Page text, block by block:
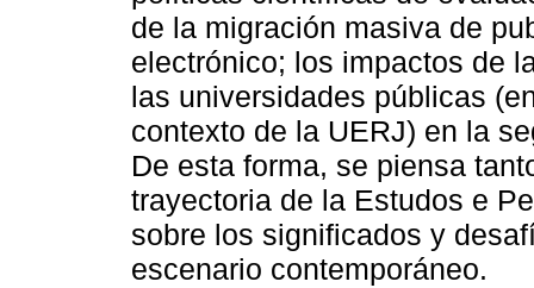
de la migración masiva de
electrónico; los impactos de
las universidades públicas
contexto de la UERJ) en la
De esta forma, se piensa
trayectoria de la Estudos e
sobre los significados y
escenario contemporáneo.